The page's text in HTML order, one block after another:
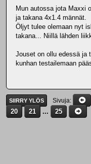
Mun autossa jota Maxxi
ja takana 4x1.4 männät.
Öljyt tulee olemaan nyt
takana... Niillä lähden
Jouset on ollu edessä ja
kunhan testailemaan
SIIRRY YLÖS Sivuja
20
21 ... 25